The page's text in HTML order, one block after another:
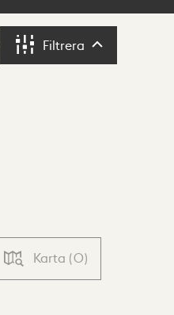
Filtrera Filtrera
Karta (0)